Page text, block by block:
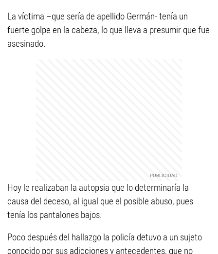
La víctima –que sería de apellido Germán- tenía un
fuerte golpe en la cabeza, lo que lleva a presumir que fue
asesinado.
Hoy le realizaban la autopsia que lo determinaría la
causa del deceso, al igual que el posible abuso, pues
tenía los pantalones bajos.
Poco después del hallazgo la policía detuvo a un sujeto
conocido por sus adicciones y antecedentes, que no